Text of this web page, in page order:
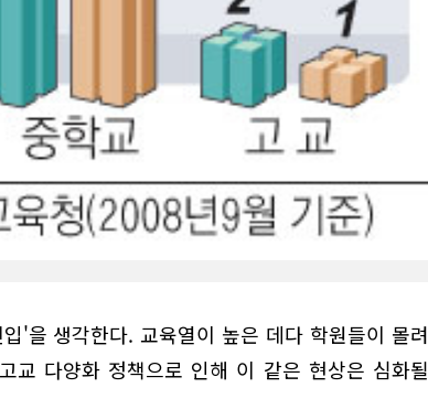
'을 생각한다. 교육열이 높은 데다 학원들이 몰려
교 다양화 정책으로 인해 이 같은 현상은 심화될